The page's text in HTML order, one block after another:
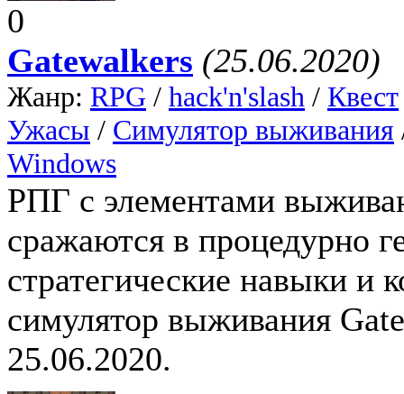
0
Gatewalkers (25.06.2020)
Жанр: RPG / hack'n'slash / Квест
Ужасы / Симулятор выживания
Windows
РПГ с элементами
сражаются в процедурно
стратегические навыки и
симулятор выживания
25.06.2020.